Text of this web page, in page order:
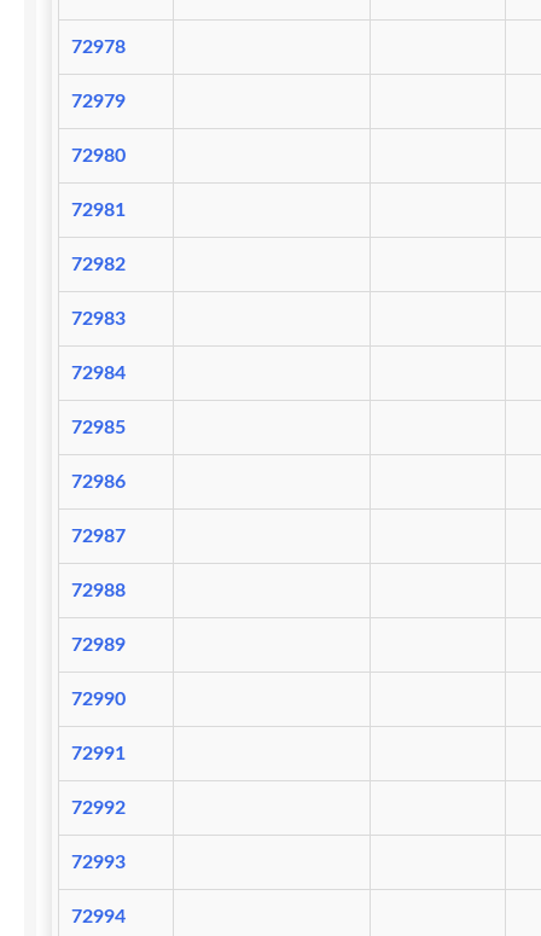
72978
72979
72980
72981
72982
72983
72984
72985
72986
72987
72988
72989
72990
72991
72992
72993
72994